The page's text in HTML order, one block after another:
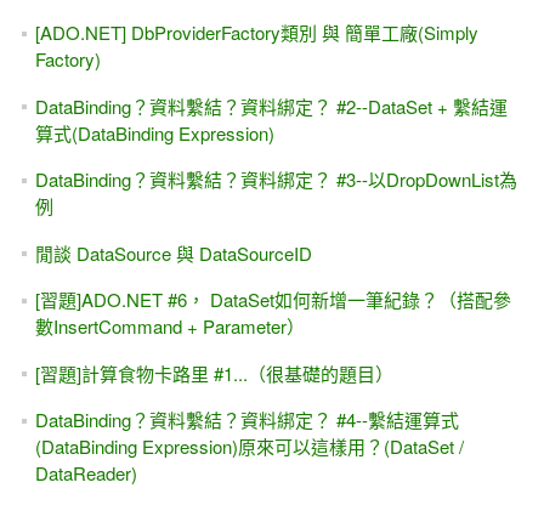
[ADO.NET] DbProviderFactory類別 與 簡單工廠(Simply
Factory)
DataBinding？資料繫結？資料綁定？ #2--DataSet + 繫結運
算式(DataBinding Expression)
DataBinding？資料繫結？資料綁定？ #3--以DropDownList為
例
閒談 DataSource 與 DataSourceID
[習題]ADO.NET #6， DataSet如何新增一筆紀錄？（搭配參
數InsertCommand + Parameter）
[習題]計算食物卡路里 #1...（很基礎的題目）
DataBinding？資料繫結？資料綁定？ #4--繫結運算式
(DataBinding Expression)原來可以這樣用？(DataSet /
DataReader)